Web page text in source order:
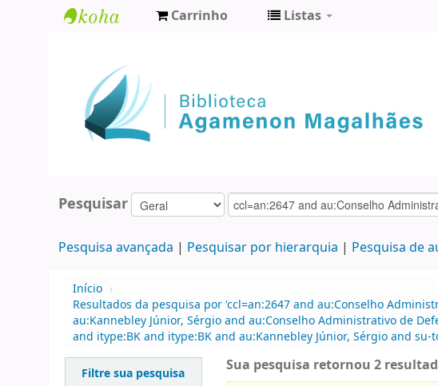
Agamenon
Magalhães
Carrinho Listas
Pesquisar
Pesquisa avançada Pesquisar por hierarquia Pesquisa de
Início ›
Resultados da pesquisa por 'ccl=an:2647 and au:Conselho
au:Kannebley Júnior, Sérgio and au:Conselho Administrativo de
and itype:BK and itype:BK and au:Kannebley Júnior, Sérgio and
Filtre sua pesquisa
Sua pesquisa retornou 2